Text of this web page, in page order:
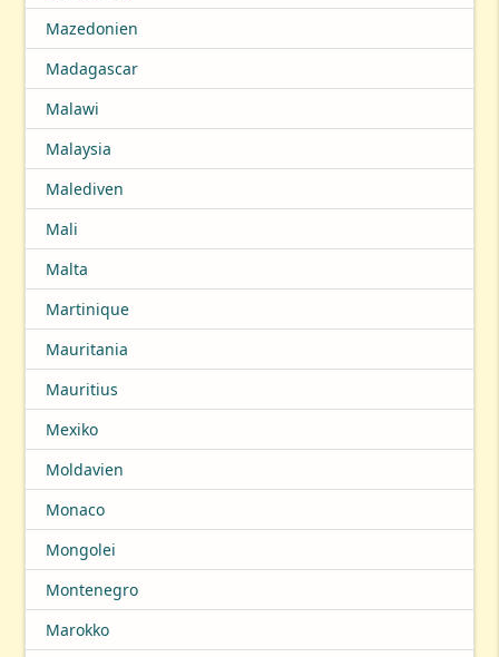
Mazedonien
Madagascar
Malawi
Malaysia
Malediven
Mali
Malta
Martinique
Mauritania
Mauritius
Mexiko
Moldavien
Monaco
Mongolei
Montenegro
Marokko